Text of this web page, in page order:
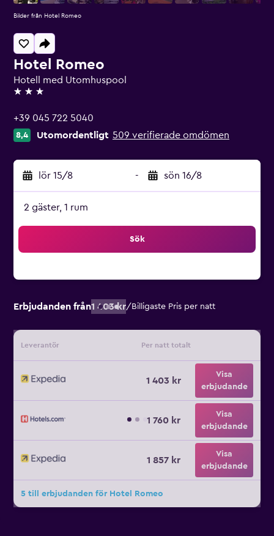
Hotel Romeo
Hotell med Utomhuspool
3 stjärnor
+39 045 722 5040
8,4 Utomordentligt 509 verifierade omdömen
lör 15/8 - sön 16/8
2 gäster, 1 rum
Sök
Erbjudanden från1 403 kr/ Billigaste Pris per natt
Leverantör Per natt totalt
1 403 kr
Visa
erbjudande
1 760 kr
Visa
erbjudande
1 857 kr
Visa
erbjudande
5 till erbjudanden för Hotel Romeo
Bilder från Hotel Romeo